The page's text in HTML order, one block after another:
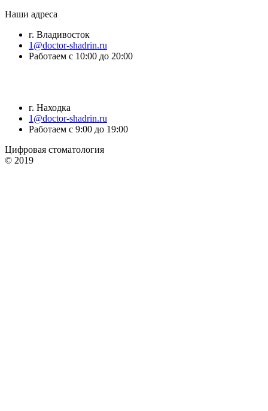
Наши адреса
г. Владивосток
1@doctor-shadrin.ru
Работаем с 10:00 до 20:00
г. Находка
1@doctor-shadrin.ru
Работаем с 9:00 до 19:00
Цифровая стоматология
© 2019